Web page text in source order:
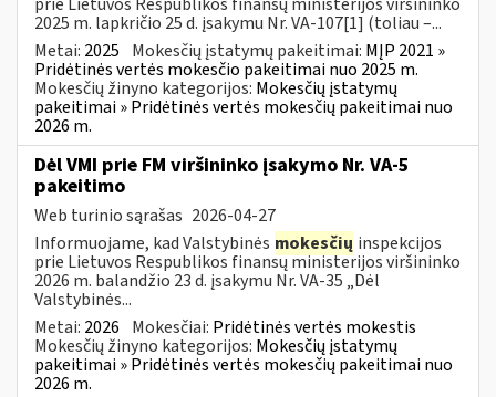
2025 m. lapkričio 25 d. įsakymu Nr. VA-107[1] (toliau –...
Metai: 2025 Mokesčių įstatymų pakeitimai: MĮP 2021 »
Pridėtinės vertės mokesčio pakeitimai nuo 2025 m.
Mokesčių žinyno kategorijos: Mokesčių įstatymų
pakeitimai » Pridėtinės vertės mokesčių pakeitimai nuo
2026 m.
Dėl VMI prie FM viršininko įsakymo Nr. VA-5
pakeitimo
Web turinio sąrašas 2026-04-27
Informuojame, kad Valstybinės mokesčių inspekcijos
prie Lietuvos Respublikos finansų ministerijos viršininko
2026 m. balandžio 23 d. įsakymu Nr. VA-35 „Dėl
Valstybinės...
Metai: 2026 Mokesčiai: Pridėtinės vertės mokestis
Mokesčių žinyno kategorijos: Mokesčių įstatymų
pakeitimai » Pridėtinės vertės mokesčių pakeitimai nuo
2026 m.